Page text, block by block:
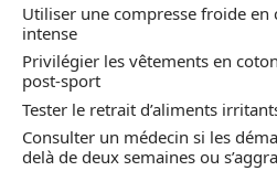
Utiliser une compresse froide en
intense
Privilégier les vêtements en
post-sport
Tester le retrait d’aliments
Consulter un médecin si les
delà de deux semaines ou